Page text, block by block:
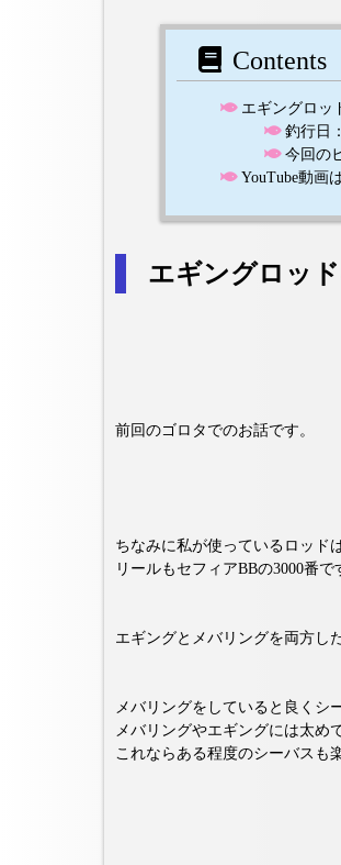
Contents
エギングロッ
釣行日
今回の
YouTube動画
エギングロッ
前回のゴロタでのお話です。
ちなみに私が使っているロッド
リールもセフィアBBの3000番で
エギングとメバリングを両方し
メバリングをしていると良くシ
メバリングやエギングには太め
これならある程度のシーバスも